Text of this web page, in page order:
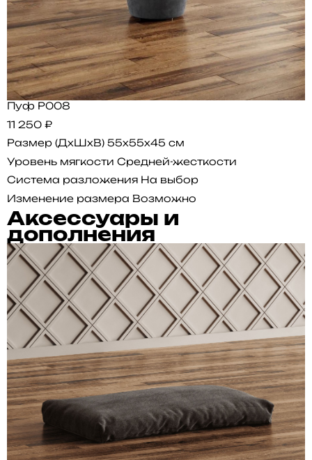
Пуф P008
11 250 ₽
Размер (ДхШхВ) 55x55x45 см
Уровень мягкости Средней-жесткости
Система разложения На выбор
Изменение размера Возможно
Аксессуары и
дополнения